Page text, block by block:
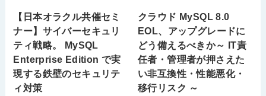
【日本オラクル共催セミ
ナー】サイバーセキュリ
ティ戦略。 MySQL
Enterprise Edition で実
現する鉄壁のセキュリテ
ィ対策
クラウド MySQL 8.0
EOL、アップグレードに
どう備えるべきか～ IT責
任者・管理者が押さえた
い非互換性・性能悪化・
移行リスク ～